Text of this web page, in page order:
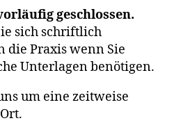
geschlossen.
sich schriftlich
die Praxis wenn Sie
Unterlagen benötigen.
um eine zeitweise